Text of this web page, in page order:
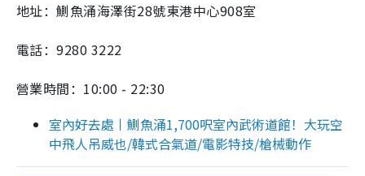
地址：鰂魚涌海澤街28號東港中心908室
電話：9280 3222
營業時間：10:00 - 22:30
室內好去處丨鰂魚涌1,700呎室內武術道館！大玩空
中飛人吊威也/韓式合氣道/電影特技/槍械動作